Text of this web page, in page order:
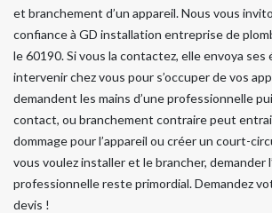
et branchement d’un appareil. Nous vous
confiance à GD installation entreprise de
le 60190. Si vous la contactez, elle envoya ses
intervenir chez vous pour s’occuper de vos
demandent les mains d’une professionnelle
contact, ou branchement contraire peut
dommage pour l’appareil ou créer un court-
vous voulez installer et le brancher, demander
professionnelle reste primordial. Demandez
devis !